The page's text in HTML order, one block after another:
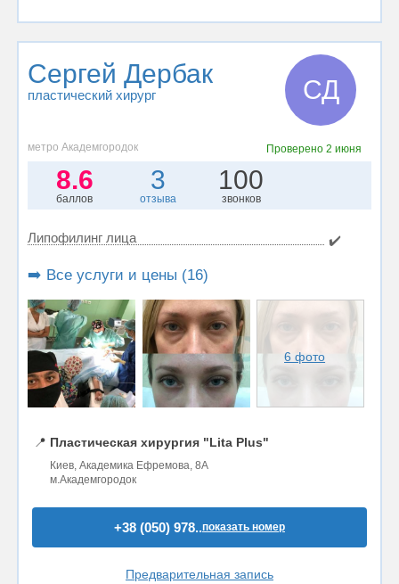
Сергей Дербак
пластический хирург СД
метро Академгородок Проверено2 июня
8.6
баллов
3
отзыва
100
звонков
Липофилинг лица ✔️
➡️ Все услуги и цены (16)
6 фото
📍 Пластическая хирургия "Lita Plus"
Киев, Академика Ефремова, 8А
м.Академгородок
+38 (050) 978..показать номер
Предварительная запись